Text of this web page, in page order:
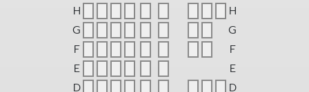
H
H
G
G
F
F
E
E
D
D